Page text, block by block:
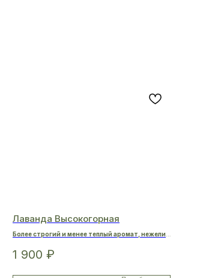
Лаванда Высокогорная
Более строгий и менее теплый аромат, нежели
Чувствуется прохлада снежных вершин горного
региона Греции.
1 900 ₽